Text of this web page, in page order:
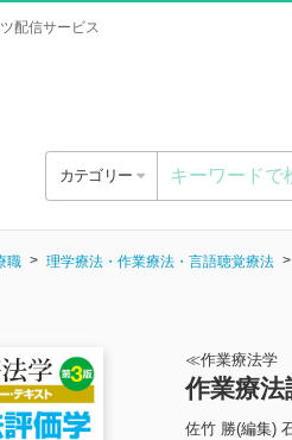
配信サービス
カテゴリー
職 理学療法・作業療法・言語聴覚療法
≪作業療法学
作業療法
佐竹 勝(編集)